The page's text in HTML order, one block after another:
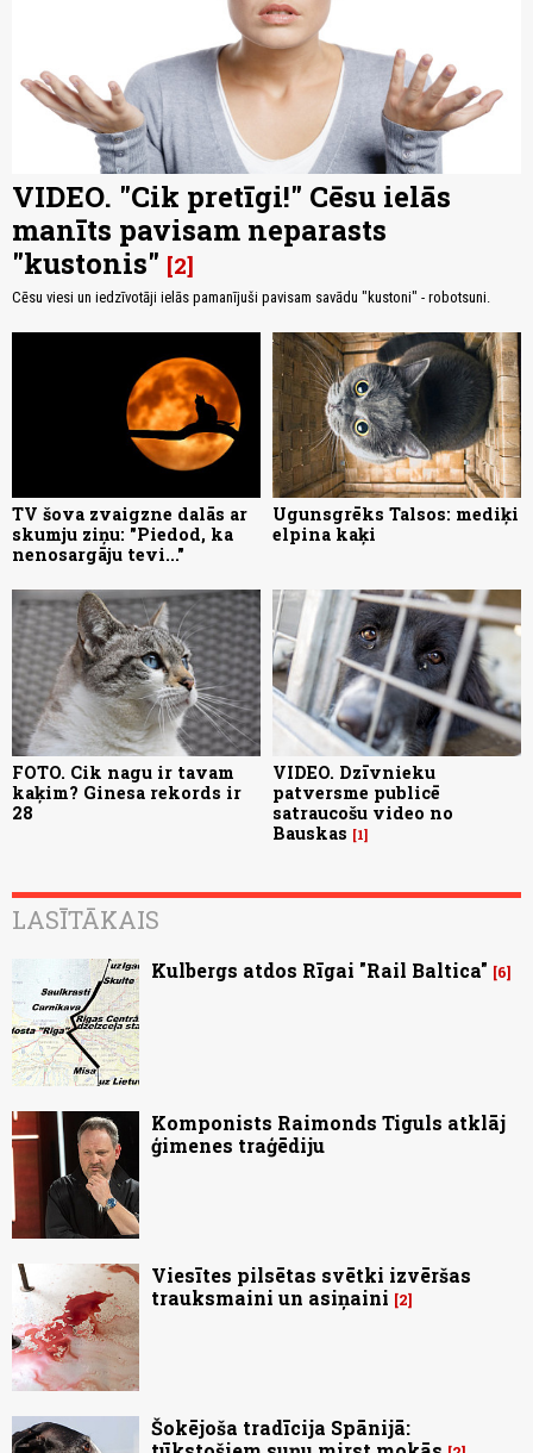
VIDEO. "Cik pretīgi!" Cēsu ielās
manīts pavisam neparasts
"kustonis" 2
Cēsu viesi un iedzīvotāji ielās pamanījuši pavisam savādu "kustoni" - robotsuni.
TV šova zvaigzne dalās ar
skumju ziņu: "Piedod, ka
nenosargāju tevi..."
Ugunsgrēks Talsos: mediķi
elpina kaķi
FOTO. Cik nagu ir tavam
kaķim? Ginesa rekords ir
28
VIDEO. Dzīvnieku
patversme publicē
satraucošu video no
Bauskas
1
LASĪTĀKAIS
Kulbergs atdos Rīgai "Rail Baltica" 6
Komponists Raimonds Tiguls atklāj
ģimenes traģēdiju
Viesītes pilsētas svētki izvēršas
trauksmaini un asiņaini
2
Šokējoša tradīcija Spānijā: